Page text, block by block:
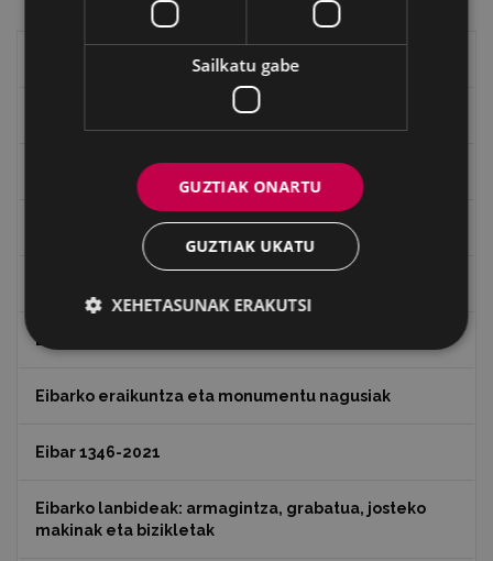
Eibarko mugarriak
Eibarko Eraikinak 360º
Eibarko eraikuntza eta monumentu nagusiak
Eibar 1346-2021
Eibarko lanbideak: armagintza, grabatua, josteko
makinak eta bizikletak
Sailkatu gabe
GUZTIAK ONARTU
GUZTIAK UKATU
XEHETASUNAK ERAKUTSI